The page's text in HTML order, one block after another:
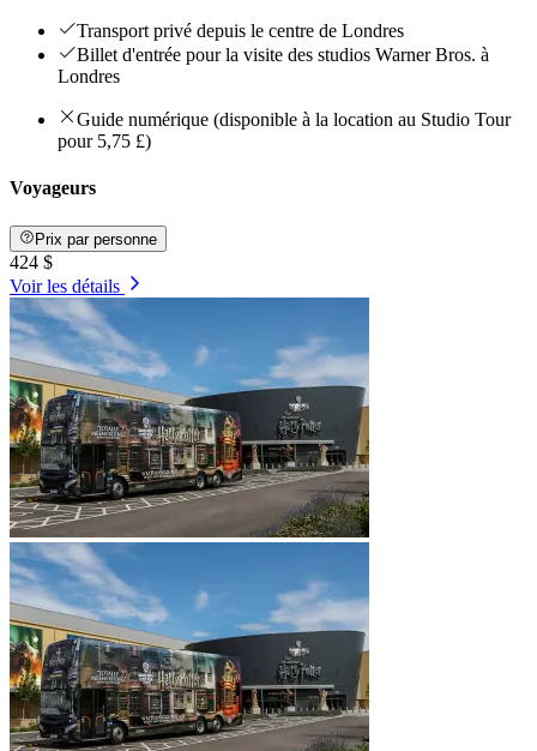
Transport privé depuis le centre de Londres
Billet d'entrée pour la visite des studios Warner Bros. à
Londres
Guide numérique (disponible à la location au Studio Tour
pour 5,75 £)
Voyageurs
Prix ​​par personne
424 $
Voir les détails